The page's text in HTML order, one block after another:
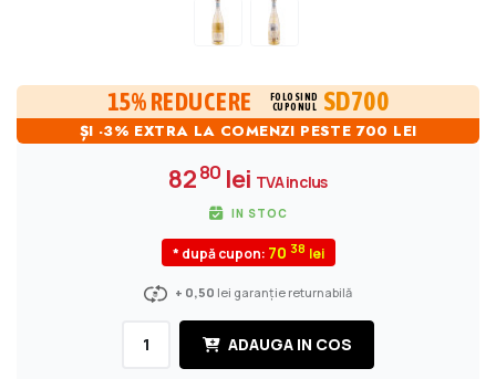
15% REDUCERE
FOLOSIND
CUPONUL
SD700
ȘI -3% EXTRA LA COMENZI PESTE 700 LEI
8280 lei TVA inclus
IN STOC
* după cupon: 70 38
+ 0,50 lei garanție returnabilă
ADAUGA IN COS